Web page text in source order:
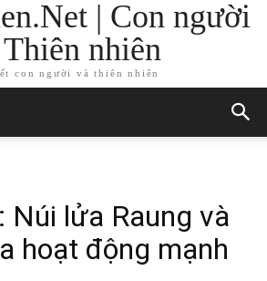
| Con người
nhiên
con người và thiên nhiên
Núi lửa Raung và
hoạt động mạnh